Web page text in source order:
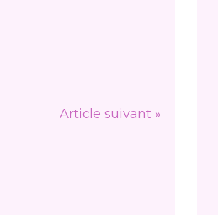
Article suivant »